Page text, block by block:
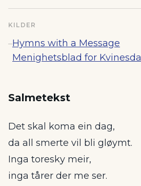
KILDER
–Hymns with a Message
Menighetsblad for Kvinesdal
Salmetekst
Det skal koma ein dag,
da all smerte vil bli gløymt.
Inga toresky meir,
inga tårer der me ser.